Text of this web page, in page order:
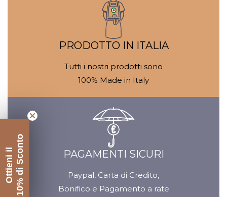
PRODOTTO IN ITALIA
Tutti i nostri prodotti sono
100% Made in Italy
PAGAMENTI SICURI
Paypal, Carta di Credito,
Bonifico e Pagamento a rate
Ottieni il10% di Sconto